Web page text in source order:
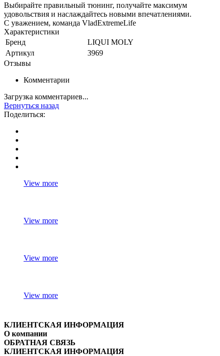
Выбирайте правильный тюнинг, получайте максимум
удовольствия и наслаждайтесь новыми впечатлениями.
С уважением, команда VladExtremeLife
Характеристики
Бренд
LIQUI MOLY
Артикул
3969
Отзывы
Комментарии
Загрузка комментариев...
Вернуться назад
Поделиться:
View more
View more
View more
View more
КЛИЕНТСКАЯ ИНФОРМАЦИЯ
О компании
ОБРАТНАЯ СВЯЗЬ
КЛИЕНТСКАЯ ИНФОРМАЦИЯ